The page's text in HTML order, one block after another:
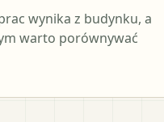
wynika z budynku, a
warto porównywać